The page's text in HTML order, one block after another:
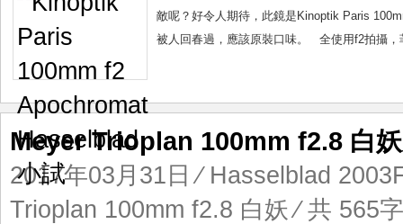
敵呢？好令人期待，此鏡是Kinoptik Paris
被人回春過，應該原裝口味。 全使用f2拍攝，
Meyer Trioplan 100mm f2.8 白
2017年03月31日 ⁄ Hasselblad
Trioplan 100mm f2.8 白妖⁄ 共 565